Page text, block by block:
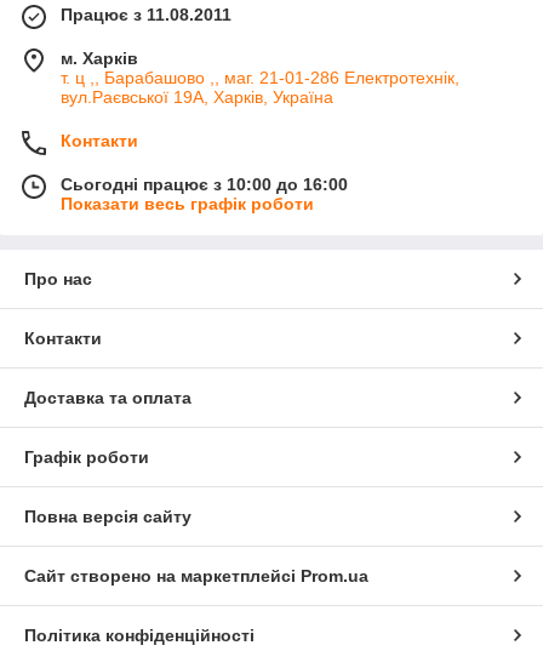
Працює з 11.08.2011
м. Харків
т. ц ,, Барабашово ,, маг. 21-01-286 Електротехнік,
вул.Раєвської 19А, Харків, Україна
Контакти
Сьогодні працює з 10:00 до 16:00
Показати весь графік роботи
Про нас
Контакти
Доставка та оплата
Графік роботи
Повна версія сайту
Сайт створено на маркетплейсі Prom.ua
Політика конфіденційності